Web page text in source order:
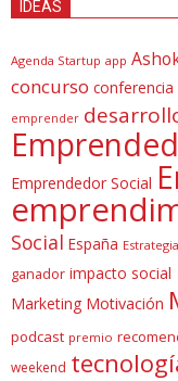
IDEAS
Agenda Startup app
concurso conferencia
emprender
Emprendedor Social
Social España Estrategia
ganador impacto social
Marketing Motivación
podcast premio
weekend